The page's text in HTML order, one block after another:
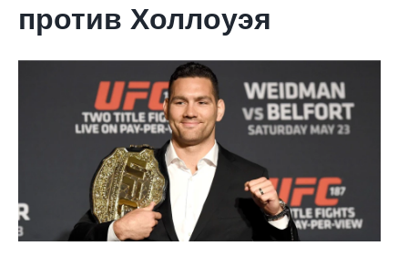
против Холлоуэя